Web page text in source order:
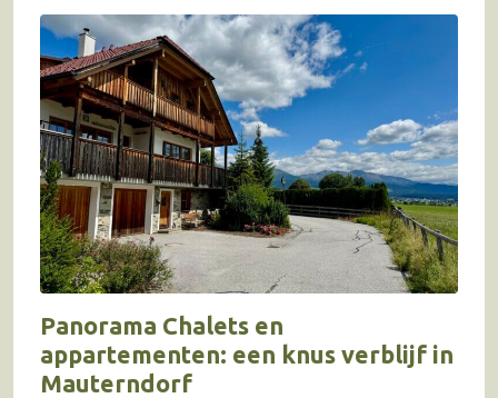
Panorama Chalets en
appartementen: een knus verblijf in
Mauterndorf